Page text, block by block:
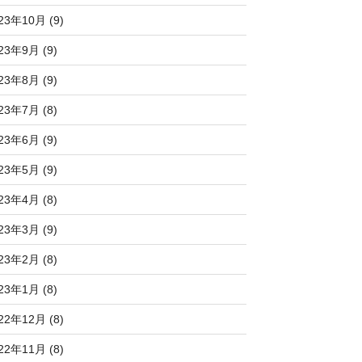
年10月 (9)
年9月 (9)
年8月 (9)
年7月 (8)
年6月 (9)
年5月 (9)
年4月 (8)
年3月 (9)
年2月 (8)
年1月 (8)
年12月 (8)
年11月 (8)